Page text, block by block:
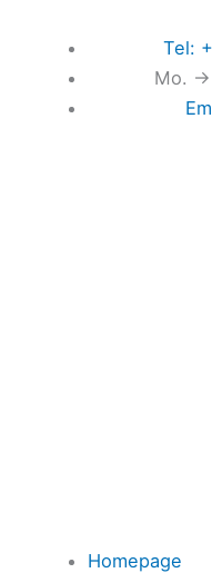
contenuto
Tel:
Mo. →
Homepage